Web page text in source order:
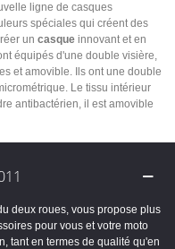
ligne de casques
spéciales qui créent des
un casque innovant et en
équipés d'une double visière,
et amovible. Ils ont une double
Le tissu intérieur
antibactérien, il est amovible
deux roues, vous propose plus
pour vous et votre moto
tant en termes de qualité qu'en